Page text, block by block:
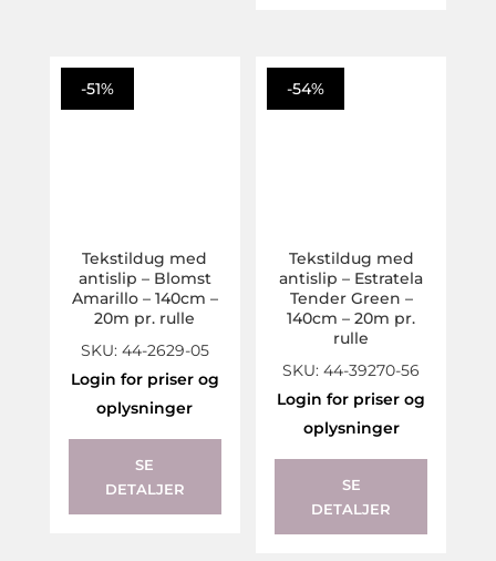
-51%
Tekstildug med
antislip – Blomst
Amarillo – 140cm –
20m pr. rulle
SKU: 44-2629-05
Login for priser og
oplysninger
SE
DETALJER
-54%
Tekstildug med
antislip – Estratela
Tender Green –
140cm – 20m pr.
rulle
SKU: 44-39270-56
Login for priser og
oplysninger
SE
DETALJER